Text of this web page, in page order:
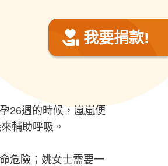
我要捐款!
26週的時候，嵐嵐便
輔助呼吸。
危險；姚女士需要一